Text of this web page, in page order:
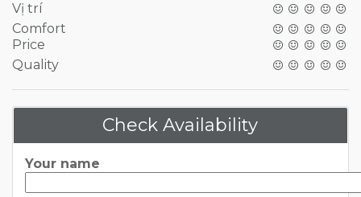
Vị trí
Comfort
Price
Quality
Check Availability
Your name